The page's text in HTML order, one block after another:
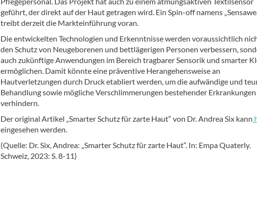
geführt, der direkt auf der Haut getragen wird. Ein Spin-off namens
treibt derzeit die Markteinführung voran.
Die entwickelten Technologien und Erkenntnisse werden voraussichtlich
den Schutz von Neugeborenen und bettlägerigen Personen verbessern,
auch zukünftige Anwendungen im Bereich tragbarer Sensorik und smarter
ermöglichen. Damit könnte eine präventive Herangehensweise an
Hautverletzungen durch Druck etabliert werden, um die aufwändige und
Behandlung sowie mögliche Verschlimmerungen bestehender Erkrankungen
verhindern.
Der original Artikel „Smarter Schutz für zarte Haut“ von Dr. Andrea Six kann
eingesehen werden.
(Quelle: Dr. Six, Andrea: „Smarter Schutz für zarte Haut“. In: Empa Quaterly.
Schweiz, 2023: S. 8-11)